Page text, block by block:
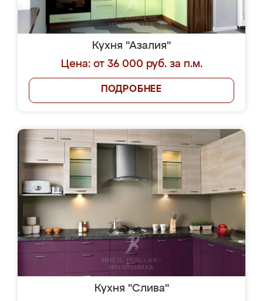
Кухня "Азалия"
Цена: от 36 000 руб. за п.м.
ПОДРОБНЕЕ
Кухня "Слива"